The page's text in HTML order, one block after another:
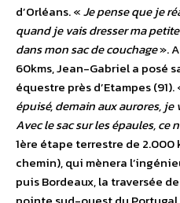
d’Orléans. «Je pense que je
quand je vais dresser ma
dans mon sac de couchage».
60kms, Jean-Gabriel a posé
équestre près d’Etampes (91).
épuisé, demain aux aurores,
Avec le sac sur les épaules, ce
1ère étape terrestre de 2.000
chemin), qui mènera
puis Bordeaux, la traversée